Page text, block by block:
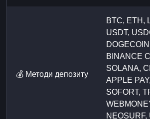
💰 Методи депозиту
BTC, ETH,
USDT,
BINANCE
SOLANA,
APPLE
SOFORT,
NEOSURF,